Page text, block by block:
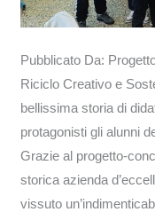
Pubblicato Da:
Riciclo Creativo e
bellissima storia di
protagonisti gli alunni
Grazie al progetto-
storica azienda
vissuto